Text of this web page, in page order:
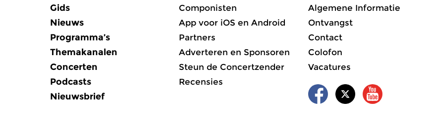
Gids
Nieuws
Programma’s
Themakanalen
Concerten
Podcasts
Nieuwsbrief
Componisten
App voor iOS en Android
Partners
Adverteren en Sponsoren
Steun de Concertzender
Recensies
Algemene Informatie
Ontvangst
Contact
Colofon
Vacatures